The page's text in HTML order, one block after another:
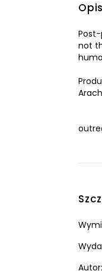
Opis
not
Autor: